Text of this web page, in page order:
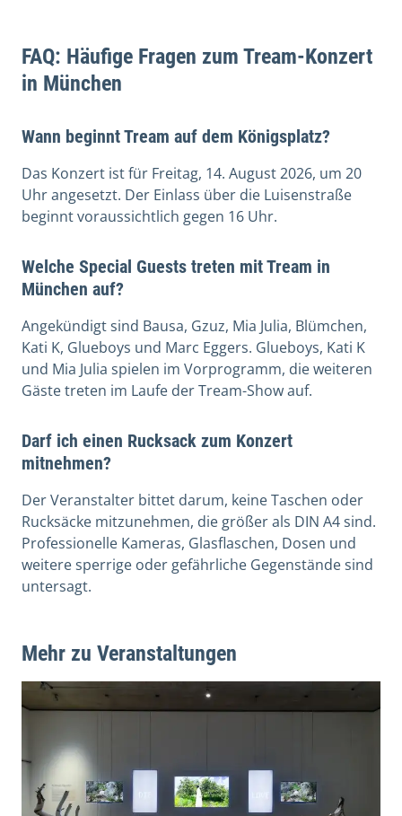
FAQ: Häufige Fragen zum Tream-Konzert
in München
Wann beginnt Tream auf dem Königsplatz?
Das Konzert ist für Freitag, 14. August 2026, um 20
Uhr angesetzt. Der Einlass über die Luisenstraße
beginnt voraussichtlich gegen 16 Uhr.
Welche Special Guests treten mit Tream in
München auf?
Angekündigt sind Bausa, Gzuz, Mia Julia, Blümchen,
Kati K, Glueboys und Marc Eggers. Glueboys, Kati K
und Mia Julia spielen im Vorprogramm, die weiteren
Gäste treten im Laufe der Tream-Show auf.
Darf ich einen Rucksack zum Konzert
mitnehmen?
Der Veranstalter bittet darum, keine Taschen oder
Rucksäcke mitzunehmen, die größer als DIN A4 sind.
Professionelle Kameras, Glasflaschen, Dosen und
weitere sperrige oder gefährliche Gegenstände sind
untersagt.
Mehr zu Veranstaltungen